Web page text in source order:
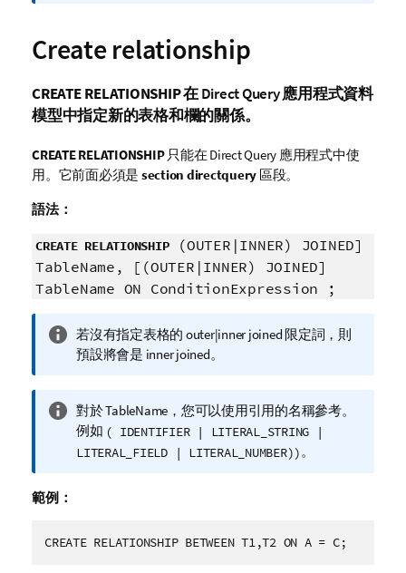
Create relationship
CREATE RELATIONSHIP在Direct Query應用程式資料
模型中指定新的表格和欄的關係。
CREATE RELATIONSHIP只能在 Direct Query 應用程式中使
用。它前面必須是 section directquery 區段。
語法：
CREATE RELATIONSHIP(OUTER|INNER) JOINED]
TableName, [(OUTER|INNER) JOINED]
TableName ON ConditionExpression ;
資
訊
若沒有指定表格的 outer|inner joined 限定詞，則
預設將會是 inner joined。
資
訊
備
對於TableName ，您可以使用引用的名稱參考。
例如 ( IDENTIFIER | LITERAL_STRING |
LITERAL_FIELD | LITERAL_NUMBER))。
範例：
CREATE RELATIONSHIP BETWEEN T1,T2 ON A = C;